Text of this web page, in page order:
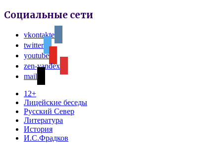
Социальные сети
vkontakte
twitter
youtube
zen-yandex
mail
12+
Лицейские беседы
Русский Север
Литература
История
И.С.Фрадков